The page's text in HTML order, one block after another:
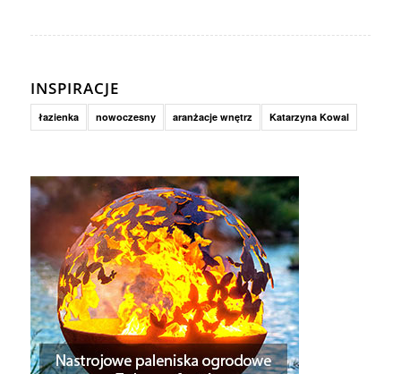
INSPIRACJE
łazienka nowoczesny aranżacje wnętrz Katarzyna Kowal